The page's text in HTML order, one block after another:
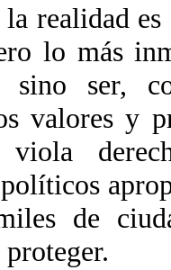
la realidad
lo más
sino ser,
valores y
viola
de